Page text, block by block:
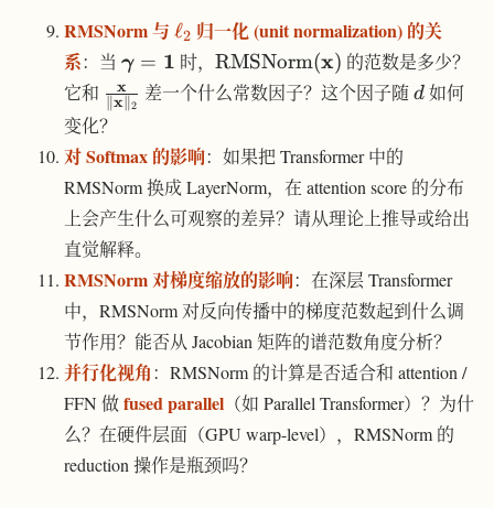
RMSNorm 与 \ell_2
ℓ2 归一化 (unit normalization) 的关
系：当 \boldsymbol{\gamma}
= \mathbf{1}
γ = 1 时， \text{RMSNorm}
(\mathbf{x})
RMSNorm(x) 的范数是多少？
它和 \frac{\mathbf{x}}
{\|\mathbf{x}\|_2}
x∥ 2
x 差一个什么常数因子？这个因子随d
d 如何
变化？
对 Softmax 的影响：如果把 Transformer 中的
RMSNorm 换成 LayerNorm，在 attention score 的分布
上会产生什么可观察的差异？请从理论上推导或给出
直觉解释。
RMSNorm 对梯度缩放的影响：在深层 Transformer
中，RMSNorm 对反向传播中的梯度范数起到什么调
节作用？能否从 Jacobian 矩阵的谱范数角度分析？
并行化视角：RMSNorm 的计算是否适合和 attention /
FFN 做fused parallel（如 Parallel Transformer）？为什
么？在硬件层面（GPU warp-level），RMSNorm 的
reduction 操作是瓶颈吗？